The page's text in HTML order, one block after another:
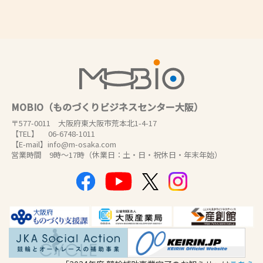
MOBIO（ものづくりビジネスセンター大阪）
〒577-0011 大阪府東大阪市荒本北1-4-17
【TEL】 06-6748-1011
【E-mail】info@m-osaka.com
営業時間 9時～17時（休業日：土・日・祝休日・年末年始）